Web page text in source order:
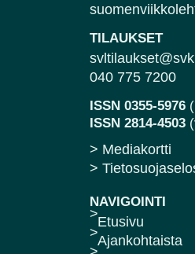
TILAUKSET
040 775 7200
ISSN 0355-5976
ISSN 2814-4503
> Mediakortti
>
NAVIGOINTI
Etusivu
Ajankohtaista